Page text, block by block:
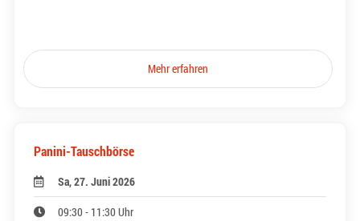
Mehr erfahren
Panini-Tauschbörse
Sa, 27. Juni 2026
09:30 - 11:30 Uhr